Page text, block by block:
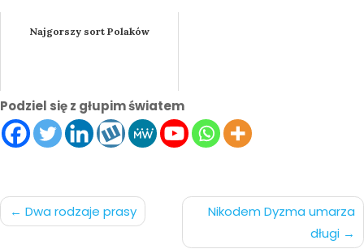
Najgorszy sort Polaków
Podziel się z głupim światem
Nawigacja
Dwa rodzaje prasy
Nikodem Dyzma umarza
długi